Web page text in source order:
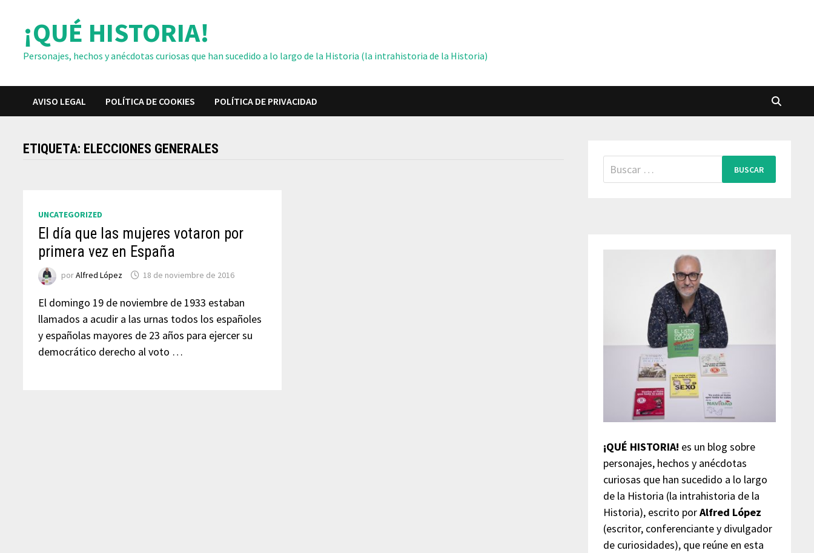
contenido¡QUÉ HISTORIA!
Personajes, hechos y anécdotas curiosas que han sucedido a lo largo de la Historia (la intrahistoria de la Historia)
AVISO LEGAL POLÍTICA DE COOKIES POLÍTICA DE PRIVACIDAD
ETIQUETA: ELECCIONES GENERALES
UNCATEGORIZED
El día que las mujeres votaron por
primera vez en España
porAlfred López 18 de noviembre de 2016
El domingo 19 de noviembre de 1933 estaban
llamados a acudir a las urnas todos los españoles
y españolas mayores de 23 años para ejercer su
democrático derecho al voto …
Buscar:
¡QUÉ HISTORIA! es un blog sobre
personajes, hechos y anécdotas
curiosas que han sucedido a lo largo
de la Historia (la intrahistoria de la
Historia), escrito porAlfred López
(escritor, conferenciante y divulgador
de curiosidades), que reúne en esta